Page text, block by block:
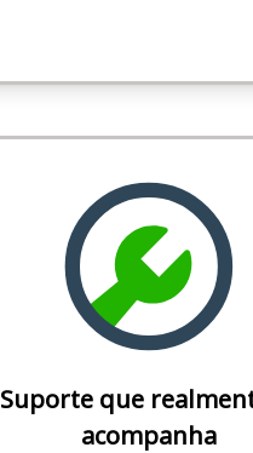
Suporte que
acompanha